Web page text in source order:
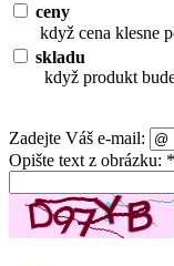
ceny
když cena klesne
skladu
když produkt
Zadejte Váš e-mail:
Opište text z obrázku: *